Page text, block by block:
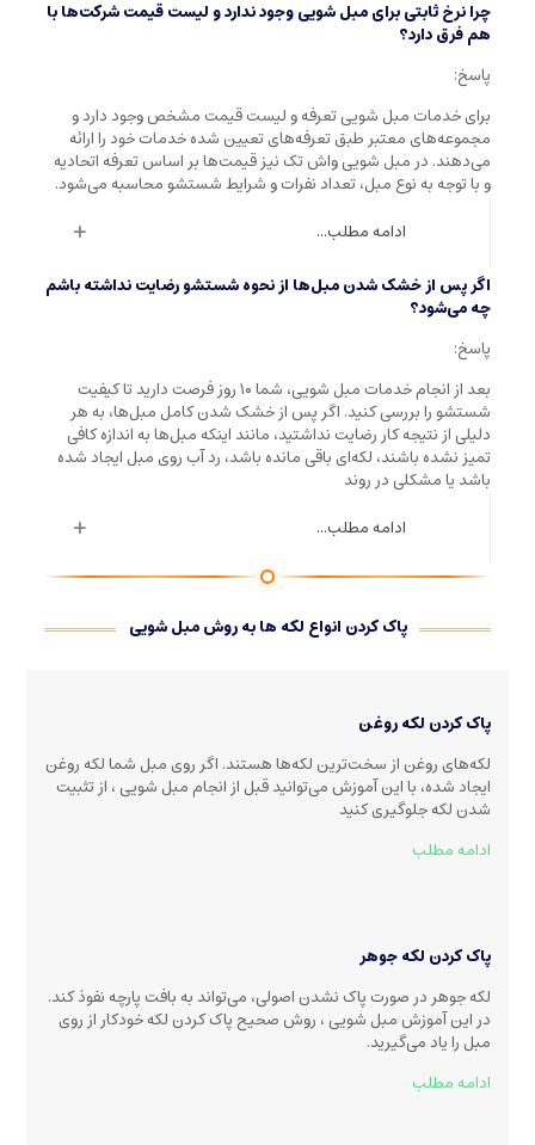
چرا نرخ ثابتی برای مبل شویی وجود ندارد و لیست قیمت شرکت‌ها با
هم فرق دارد؟
پاسخ:
برای خدمات مبل شویی تعرفه و لیست قیمت مشخص وجود دارد و
مجموعه‌های معتبر طبق تعرفه‌های تعیین شده خدمات خود را ارائه
می‌دهند. در مبل شویی واش تک نیز قیمت‌ها بر اساس تعرفه اتحادیه
و با توجه به نوع مبل، تعداد نفرات و شرایط شستشو محاسبه می‌شود.
ادامه مطلب...
اگر پس از خشک شدن مبل‌ها از نحوه شستشو رضایت نداشته باشم
چه می‌شود؟
پاسخ:
بعد از انجام خدمات مبل شویی، شما ۱۰ روز فرصت دارید تا کیفیت
شستشو را بررسی کنید. اگر پس از خشک شدن کامل مبل‌ها، به هر
دلیلی از نتیجه کار رضایت نداشتید، مانند اینکه مبل‌ها به اندازه کافی
تمیز نشده باشند، لکه‌ای باقی مانده باشد، رد آب روی مبل ایجاد شده
باشد یا مشکلی در روند
ادامه مطلب...
پاک کردن انواع لکه ها به روش مبل شویی
پاک کردن لکه روغن
لکه‌های روغن از سخت‌ترین لکه‌ها هستند. اگر روی مبل شما لکه روغن
ایجاد شده، با این آموزش می‌توانید قبل از انجام مبل شویی ، از تثبیت
شدن لکه جلوگیری کنید
ادامه مطلب
پاک کردن لکه جوهر
لکه جوهر در صورت پاک نشدن اصولی، می‌تواند به بافت پارچه نفوذ کند.
در این آموزش مبل شویی ، روش صحیح پاک کردن لکه خودکار از روی
مبل را یاد می‌گیرید.
ادامه مطلب